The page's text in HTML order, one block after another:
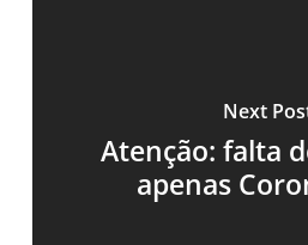
Next
Atenção: falta
apenas